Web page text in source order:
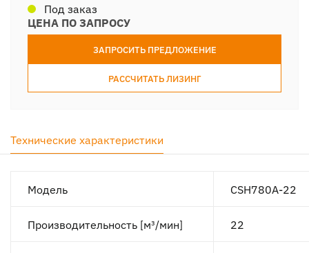
Под заказ
ЦЕНА ПО ЗАПРОСУ
ЗАПРОСИТЬ ПРЕДЛОЖЕНИЕ
РАССЧИТАТЬ ЛИЗИНГ
Технические характеристики
Модель CSH780A-22
Производительность [м³/мин] 22